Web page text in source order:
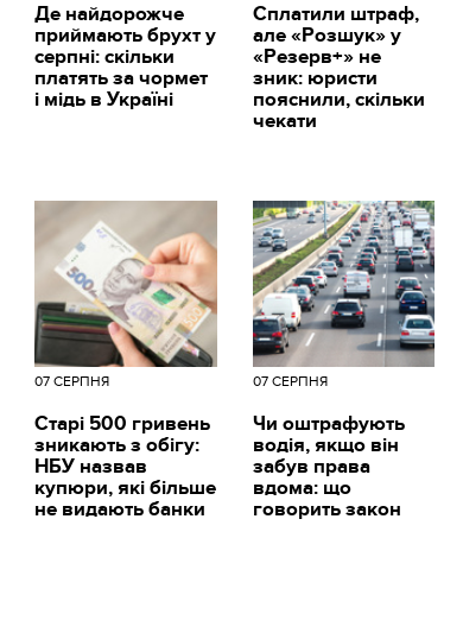
Де найдорожче
приймають брухт у
серпні: скільки
платять за чормет
і мідь в Україні
Сплатили штраф,
але «Розшук» у
«Резерв+» не
зник: юристи
пояснили, скільки
чекати
07 СЕРПНЯ
Старі 500 гривень
зникають з обігу:
НБУ назвав
купюри, які більше
не видають банки
07 СЕРПНЯ
Чи оштрафують
водія, якщо він
забув права
вдома: що
говорить закон